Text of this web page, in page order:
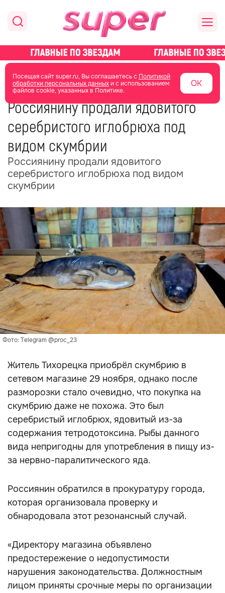
Посещая сайт super.ru, Вы соглашаетесь с Политикой
обработки персональных данныхи с использованием
файлов cookie, указанных в Политике.
ОК
главная общество
02 декабря 2025 16:10
Россиянину продали ядовитого
серебристого иглобрюха под
видом скумбрии
Россиянину продали ядовитого
серебристого иглобрюха под видом
скумбрии
Фото: Telegram @proc_23
Житель Тихорецка приобрёл скумбрию в
сетевом магазине 29 ноября, однако после
разморозки стало очевидно, что покупка на
скумбрию даже не похожа. Это был
серебристый иглобрюх, ядовитый из-за
содержания тетродотоксина. Рыбы данного
вида непригодны для употребления в пищу из-
за нервно-паралитического яда.
Россиянин обратился в прокуратуру города,
которая организовала проверку и
обнародовала этот резонансный случай.
«Директору магазина объявлено
предостережение о недопустимости
нарушения законодательства. Должностным
лицом приняты срочные меры по организации